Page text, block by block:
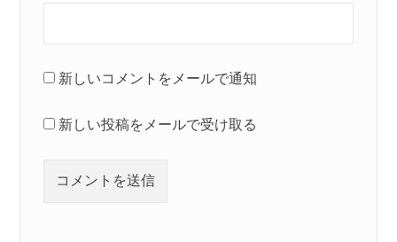
新しいコメントをメールで通知
新しい投稿をメールで受け取る